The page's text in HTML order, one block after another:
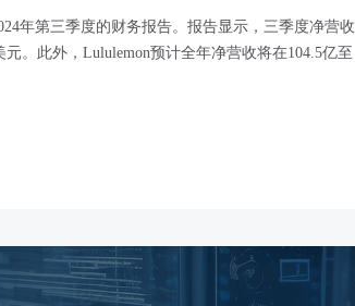
年第三季度的财务报告。报告显示，三季度净营收
。此外，Lululemon预计全年净营收将在104.5亿至